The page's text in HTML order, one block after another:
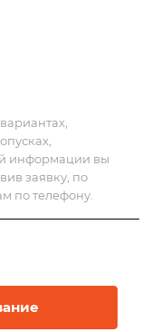
информации вы
заявку, по
по телефону.